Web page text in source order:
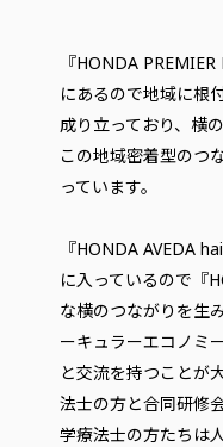
『HONDA
にあるので地域に根
成り立っており、横
この地域密着型のつ
っています。
『HONDA AVEDA
に入っているので『
な横のつながりを生
ーキュラーエコノミ
と交流を持つことが
法士の方と合同研修
学療法士の方たちは